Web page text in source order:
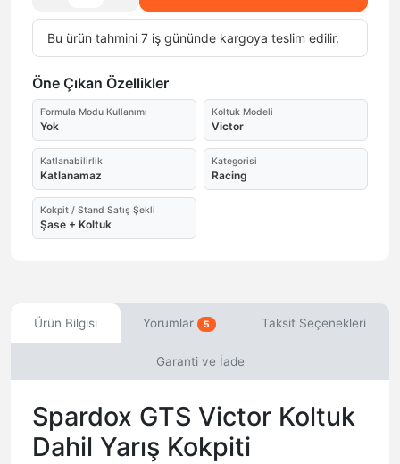
Bu ürün tahmini 7 iş gününde kargoya teslim edilir.
Öne Çıkan Özellikler
Formula Modu Kullanımı
Yok
Koltuk Modeli
Victor
Katlanabilirlik
Katlanamaz
Kategorisi
Racing
Kokpit / Stand Satış Şekli
Şase + Koltuk
Ürün Bilgisi Yorumlar 5 Taksit Seçenekleri
Garanti ve İade
Spardox GTS Victor Koltuk
Dahil Yarış Kokpiti